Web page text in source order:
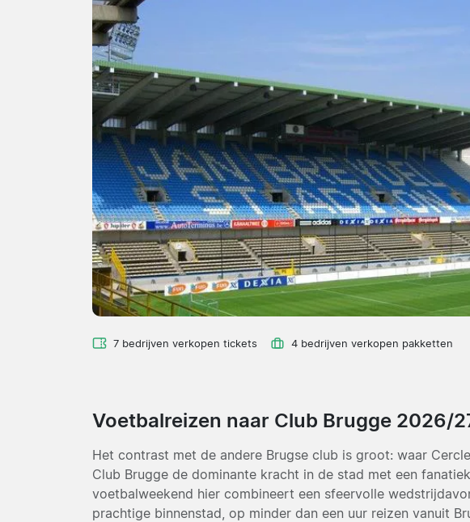
7 bedrijven verkopen tickets 4 bedrijven verkopen pakketten
Voetbalreizen naar Club Brugge 2026/
Het contrast met de andere Brugse club is groot: waar
Club Brugge de dominante kracht in de stad met een
voetbalweekend hier combineert een sfeervolle
prachtige binnenstad, op minder dan een uur reizen vanuit